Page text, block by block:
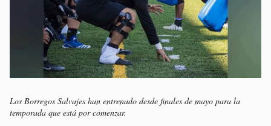
Los Borregos Salvajes han entrenado desde finales de mayo para la
temporada que está por comenzar.